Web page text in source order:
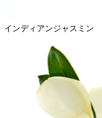
インディアンジャスミン